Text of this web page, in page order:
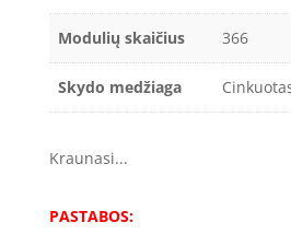
Modulių skaičius 366
Skydo medžiaga
Kraunasi...
PASTABOS: